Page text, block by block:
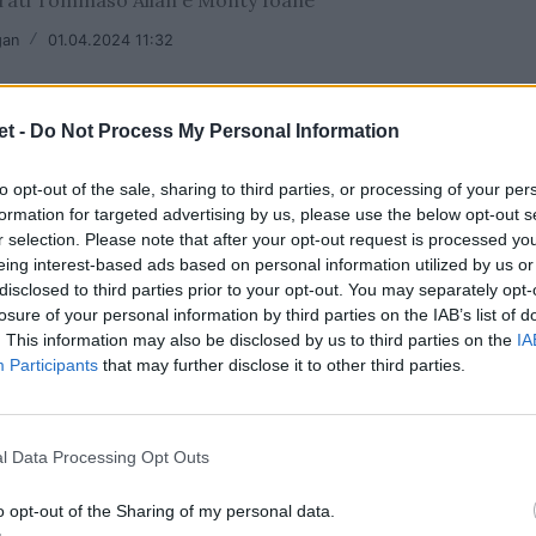
- Do Not Process My Personal Information
opt-out of the sale, sharing to third parties, or processing of your
for targeted advertising by us, please use the below opt-out
selection. Please note that after your opt-out request is processed
interest-based ads based on personal information utilized by us
to third parties prior to your opt-out. You may separately
of your personal information by third parties on the IAB’s list of
This information may also be disclosed by us to third parties on the
Participants that may further disclose it to other third parties.
Data Processing Opt Outs
opt-out of the Sharing of my personal data.
/ 01.04.2024 11:32
miglior marcatore a Perpignan,
in campo in Francia
segna altri 12 punti, è primo a 123
04.03.2024 00:13
coast di Peniasi Dakuwaqa in Racing